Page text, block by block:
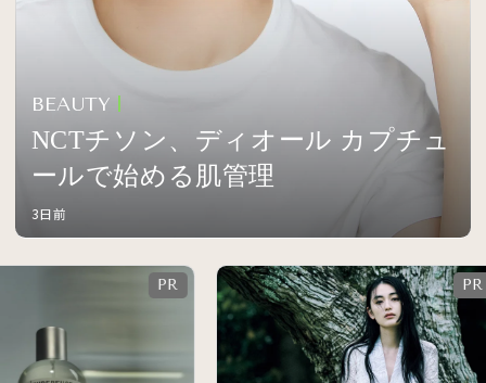
BEAUTY
NCTチソン、ディオール カプチュ
ールで始める肌管理
3日前